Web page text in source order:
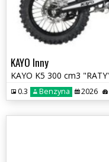
KAYO Inny
0.3 Benzyna 2026